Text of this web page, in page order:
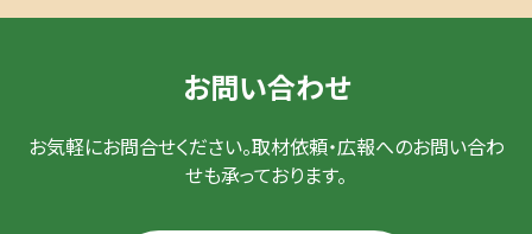
お問い合わせ
お気軽にお問合せください。取材依頼・広報へのお問い合わ
せも承っております。